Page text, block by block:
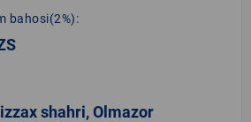
bahosi(2%):
shahri, Olmazor